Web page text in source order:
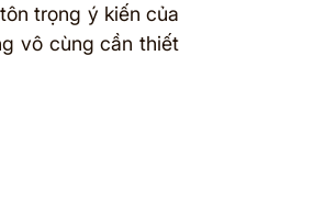
trọng ý kiến của
vô cùng cần thiết